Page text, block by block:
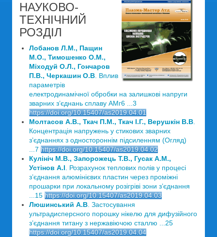
НАУКОВО-
ТЕХНІЧНИЙ
РОЗДІЛ
Лобанов Л.М., Пащин
М.О., Тимошенко О.М.,
Міходуй О.Л., Гончаров
П.В., Черкашин О.В . Вплив
параметрів
електродинамічної обробки на залишкові напруги
зварних з’єднань сплаву АМг6 ...3
https://doi.org/10.15407/as2019.04.01
Молтасов А.В., Ткач П.М., Ткач І.Г., Верушкін В.В
Концентрація напружень у стикових зварних
з’єднаннях з одностороннім підсиленням (Огляд)
...7 https://doi.org/10.15407/as2019.04.02
Кулініч М.В., Запорожець Т.В., Гусак А.М.,
Устінов А.І . Розрахунок теплових полів у процесі
з’єднання алюмінієвих пластин через проміжні
прошарки при локальному розігріві зони з’єднання
...15 https://doi.org/10.15407/as2019.04.03
Люшинський А.В . Застосування
ультрадисперсного порошку нікелю для дифузійного
з’єднання титану з нержавіючою сталлю ...25
https://doi.org/10.15407/as2019.04.04